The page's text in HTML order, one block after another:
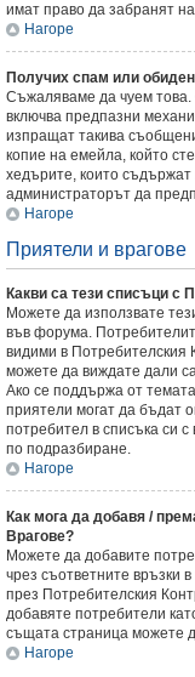
имат право да забранят
Нагоре
Получих спам или
Съжаляваме да чуем
включва предпазни
изпращат такива
копие на емейла, който
хедърите, които
администраторът да
Нагоре
Приятели и врагове
Какви са тези списъци с
Можете да използвате
във форума.
видими в Потребителския
можете да виждате дали
Ако се поддържа от
приятели могат да бъдат
потребител в списъка си
по подразбиране.
Нагоре
Как мога да добавя /
Врагове?
Можете да добавите
чрез съответните връзки
през Потребителския
добавяте потребители
същата страница можете
Нагоре